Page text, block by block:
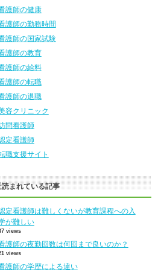
護師の健康
護師の勤務時間
護師の国家試験
護師の教育
護師の給料
護師の転職
護師の退職
容クリニック
問看護師
定看護師
職支援サイト
読まれている記事
定看護師は難しくないが教育課程への入
が難しい
views
護師の夜勤回数は何回まで良いのか？
views
護師の学歴による違い